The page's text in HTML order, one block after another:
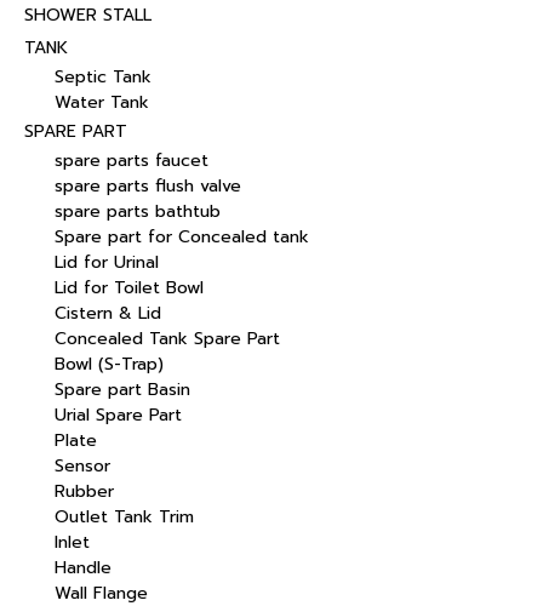
SHOWER STALL
TANK
Septic Tank
Water Tank
SPARE PART
spare parts faucet
spare parts flush valve
spare parts bathtub
Spare part for Concealed tank
Lid for Urinal
Lid for Toilet Bowl
Cistern & Lid
Concealed Tank Spare Part
Bowl (S-Trap)
Spare part Basin
Urial Spare Part
Plate
Sensor
Rubber
Outlet Tank Trim
Inlet
Handle
Wall Flange